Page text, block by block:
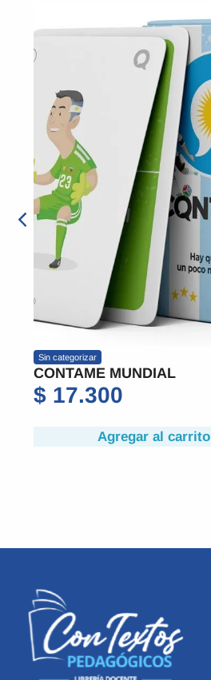
Sin categorizar
CONTAME MUNDIAL
$ 17.300
Agregar al carrito